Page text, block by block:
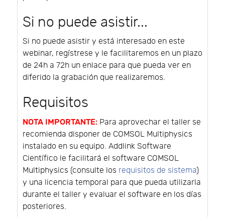
Si no puede asistir...
Si no puede asistir y está interesado en este
webinar, regístrese y le facilitaremos en un plazo
de 24h a 72h un enlace para que pueda ver en
diferido la grabación que realizaremos.
Requisitos
NOTA IMPORTANTE: Para aprovechar el taller se
recomienda disponer de COMSOL Multiphysics
instalado en su equipo. Addlink Software
Científico le facilitará el software COMSOL
Multiphysics (consulte los requisitos de sistema)
y una licencia temporal para que pueda utilizarla
durante el taller y evaluar el software en los días
posteriores.